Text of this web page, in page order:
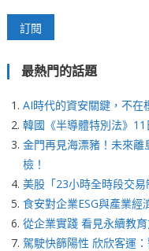
最熱門的話題
AI時代的資安關鍵，不在
韓國《半導體特別法》
金門再見海漂豬！未來
檢！
美股「23小時全時段交
食安對企業ESG與產業經
從企業實踐 看見永續教
駕駛快篩陽性 欣欣客運